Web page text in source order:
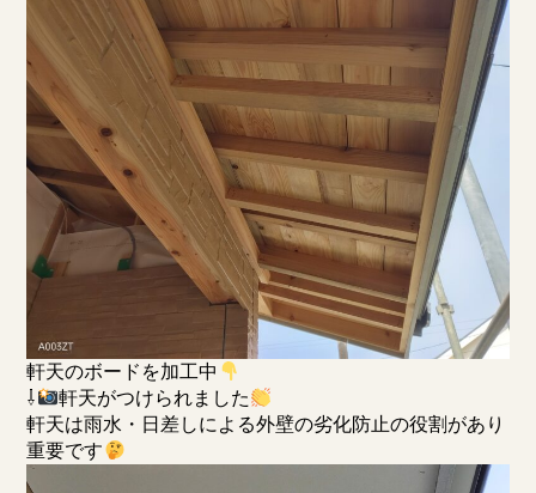
軒天のボードを加工中
⇩
軒天がつけられました
軒天は雨水・日差しによる外壁の劣化防止の役割があり
重要です